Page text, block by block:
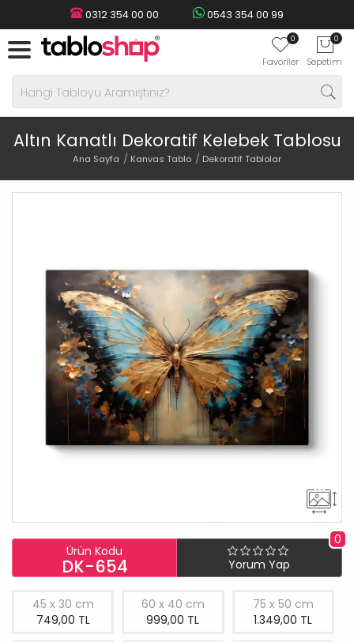
0312 354 00 00 0543 354 00 99
0
Favoriler
0
Sepetim
Altın Kanatlı Dekoratif Kelebek Tablosu
Ana Sayfa Kanvas Tablo Dekoratif Tablolar
Ürün Kodu
DK-654
0
Yorum Yap
45 x 30 cm
749,00 TL
60 x 40 cm
999,00 TL
75 x 50 cm
1.349,00 TL